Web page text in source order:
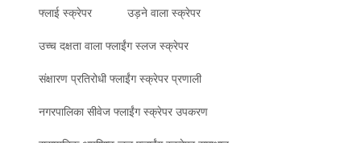
फ्लाई स्क्रेपर उड़ने वाला स्क्रेपर
उच्च दक्षता वाला फ्लाईंग स्लज स्क्रेपर
संक्षारण प्रतिरोधी फ्लाईंग स्क्रेपर प्रणाली
नगरपालिका सीवेज फ्लाईंग स्क्रेपर उपकरण